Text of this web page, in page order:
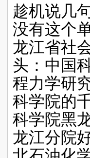
趁机说几
没有这个
龙江省社
头：中国
程力学研
科学院的
科学院黑
龙江分院